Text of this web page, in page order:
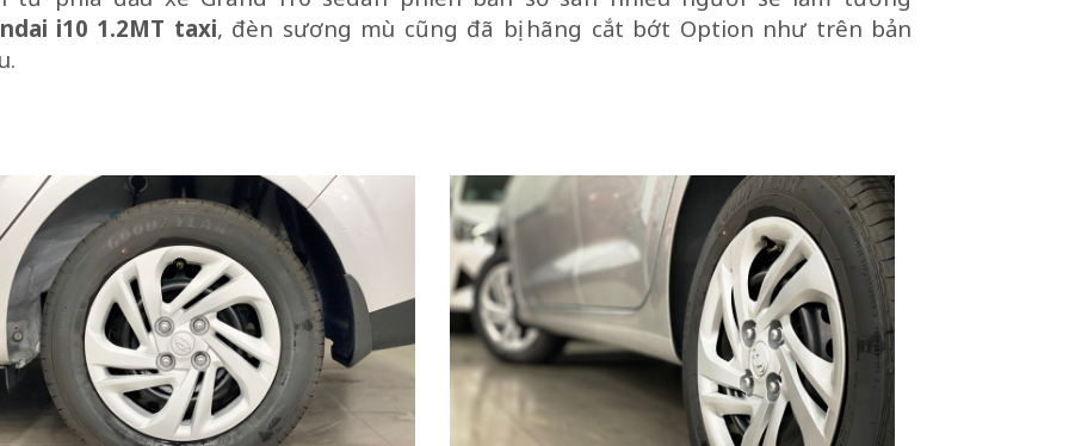
i10 1.2MT taxi, đèn sương mù cũng đã bị hãng cắt bớt Option như trên bản